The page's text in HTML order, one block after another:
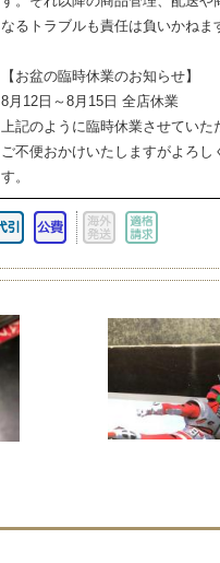
なるトラブルも責任は負いかねま
【お盆の臨時休業のお知らせ】
8月12日～8月15日 全店休業
上記のように臨時休業させていた
ご不便おかけいたしますがよろし
す。